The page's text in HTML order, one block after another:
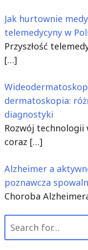
Jak hurtownie
telemedycyny w
Przyszłość
[…]
dermatoskopia:
diagnostyki
Rozwój technologii
coraz […]
Alzheimer a
poznawcza
Choroba
for: